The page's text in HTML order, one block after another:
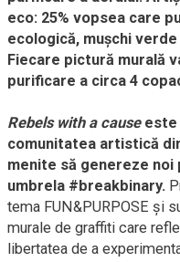
eco: 25% vopsea care
ecologică, mușchi
Fiecare pictură murală
purificare a circa 4
Rebels with a causeeste
comunitatea artistică
menite să genereze
umbrela #breakbinary.
tema FUN&PURPOSE și
murale de graffiti care
libertatea de a